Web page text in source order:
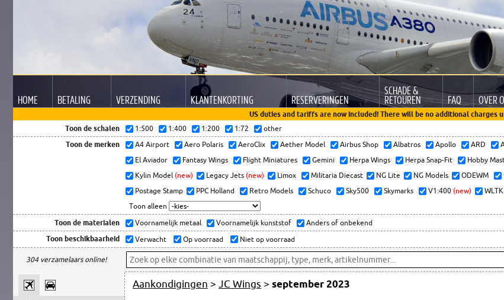
HOME BETALING VERZENDING KLANTENKORTING RESERVERINGEN
SCHADE &
RETOUREN FAQ OVER
US duties and tariffs are now included! There will be no additional charges
Toon de schalen
1:500 1:400 1:200 1:72 other
Toon de merken A4 Airport Aero Polaris AeroClix Aether Model Airbus Shop Albatros Apollo ARD
El Aviador
Fantasy Wings Flight Miniatures Gemini Herpa Wings Herpa Snap-Fit Hobby
Kylin Model (new) Legacy Jets (new) Limox Militaria Diecast NG Lite NG Models ODEWM
Postage Stamp
PPC Holland Retro Models Schuco Sky500 Skymarks V1:400 (new) WLTK
Toon alleen
Toon de materialen Voornamelijk metaal Voornamelijk kunststof Anders of onbekend
Toon beschikbaarheid Verwacht Op voorraad Niet op voorraad
304 verzamelaars online!
Aankondigingen > JC Wings > september 2023